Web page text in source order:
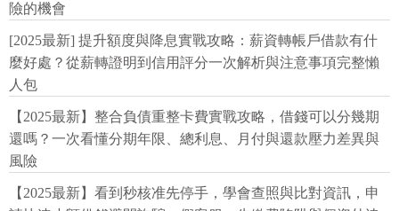
險的機會
[2025最新] 提升額度與降息實戰攻略：薪資轉帳戶借款有什
麼好處？從薪轉證明到信用評分一次解析與注意事項完整懶
人包
【2025最新】整合負債重整卡費實戰攻略，借錢可以分幾期
還嗎？一次看懂分期年限、總利息、月付與還款壓力差異與
風險
【2025最新】看到秒核准先停手，學會查照與比對資訊，申